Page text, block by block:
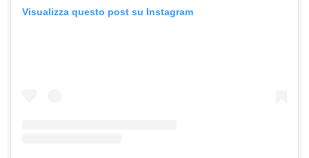
Visualizza questo post su Instagram